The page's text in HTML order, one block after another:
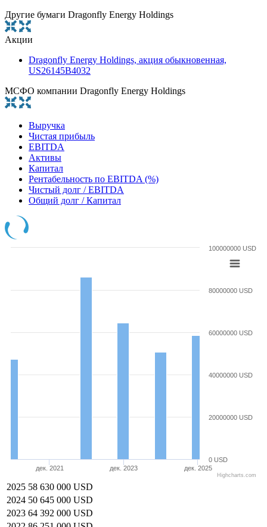
Другие бумаги Dragonfly Energy Holdings
Акции
Dragonfly Energy Holdings, акция обыкновенная,
US26145B4032
МСФО компании Dragonfly Energy Holdings
Выручка
Чистая прибыль
EBITDA
Активы
Капитал
Рентабельность по EBITDA (%)
Чистый долг / EBITDA
Общий долг / Капитал
дек. 2021 дек. 2023 дек. 2025
0 USD
20000000 USD
40000000 USD
60000000 USD
80000000 USD
100000000 USD
Highcharts.com
2025 58 630 000 USD
2024 50 645 000 USD
2023 64 392 000 USD